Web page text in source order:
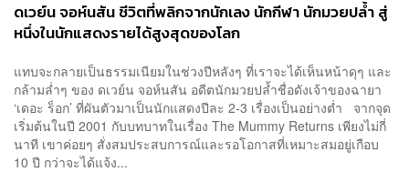
ดเวย์น จอห์นสัน ชีวิตที่พลิกจากนักเลง นักกีฬา นักมวยปล้ำ สู่
หนึ่งในนักแสดงรายได้สูงสุดของโลก
แทบจะกลายเป็นธรรมเนียมในช่วงปีหลังๆ ที่เราจะได้เห็นหน้าดุๆ และ
กล้ามล่ำๆ ของ ดเวย์น จอห์นสัน อดีตนักมวยปล้ำชื่อดังเจ้าของฉายา
‘เดอะ ร็อก’ ที่ผันตัวมาเป็นนักแสดงปีละ 2-3 เรื่องเป็นอย่างต่ำ จากจุด
เริ่มต้นในปี 2001 กับบทบาทในเรื่อง The Mummy Returns เพียงไม่กี่
นาที เขาค่อยๆ สั่งสมประสบการณ์และรอโอกาสที่เหมาะสมอยู่เกือบ
10 ปี กว่าจะได้แจ้ง...